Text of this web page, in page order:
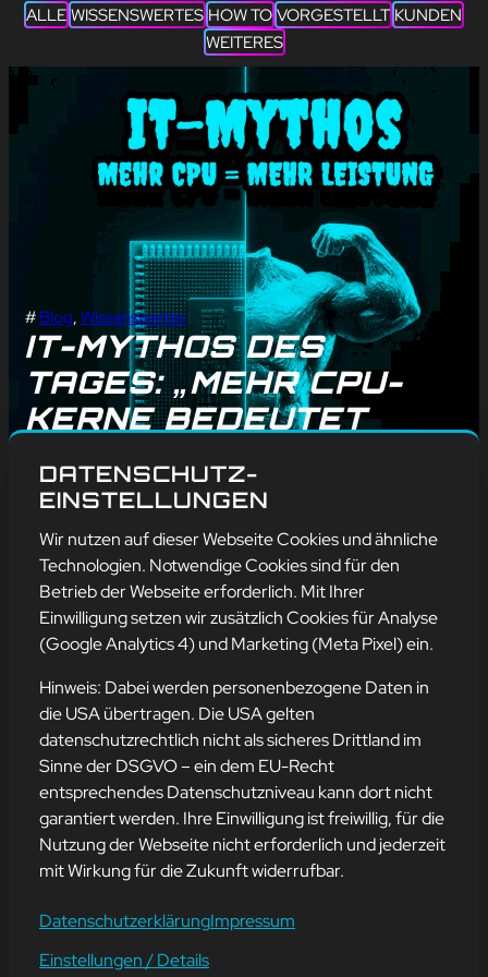
ALLE WISSENSWERTES HOW TO VORGESTELLT KUNDEN
WEITERES
# Blog, Wissenswertes
IT-MYTHOS DES
TAGES: „MEHR CPU-
KERNE BEDEUTET
LEISTUNG!“
mehr erfahren
Adresse
mission-webstyle oHG
Bürgermeister-Regitz-Straße 40
66539 Neunkirchen
E-Mail:kontakt@mission-webstyle.de
Navigation
Webseitenerstellung
Webseite mieten
Webseiten Betreuung
Über Uns
Kontakt
Leistungen
DATENSCHUTZ-
EINSTELLUNGEN
Wir nutzen auf dieser Webseite Cookies und ähnliche
Technologien. Notwendige Cookies sind für den
Betrieb der Webseite erforderlich. Mit Ihrer
Einwilligung setzen wir zusätzlich Cookies für Analyse
(Google Analytics 4) und Marketing (Meta Pixel) ein.
Hinweis: Dabei werden personenbezogene Daten in
die USA übertragen. Die USA gelten
datenschutzrechtlich nicht als sicheres Drittland im
Sinne der DSGVO – ein dem EU-Recht
entsprechendes Datenschutzniveau kann dort nicht
garantiert werden. Ihre Einwilligung ist freiwillig, für die
Nutzung der Webseite nicht erforderlich und jederzeit
mit Wirkung für die Zukunft widerrufbar.
DatenschutzerklärungImpressum
Einstellungen / Details